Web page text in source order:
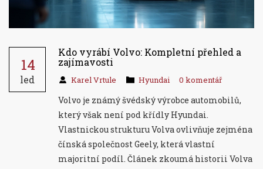
14
led
Kdo vyrábí Volvo: Kompletní přehled a
zajímavosti
Karel Vrtule Hyundai 0 komentář
Volvo je známý švédský výrobce automobilů,
který však není pod křídly Hyundai.
Vlastnickou strukturu Volva ovlivňuje zejména
čínská společnost Geely, která vlastní
majoritní podíl. Článek zkoumá historii Volva